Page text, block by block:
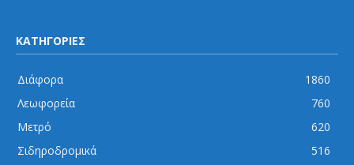
ΚΑΤΗΓΟΡΙΕΣ
Διάφορα
1860
Λεωφορεία
760
Μετρό
620
Σιδηροδρομικά
516